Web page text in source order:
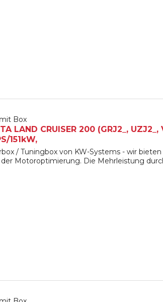
Box
LAND CRUISER 200 (GRJ2_,
151kW,
/ Tuningbox von KW-Systems - wir bieten
Motoroptimierung. Die Mehrleistung